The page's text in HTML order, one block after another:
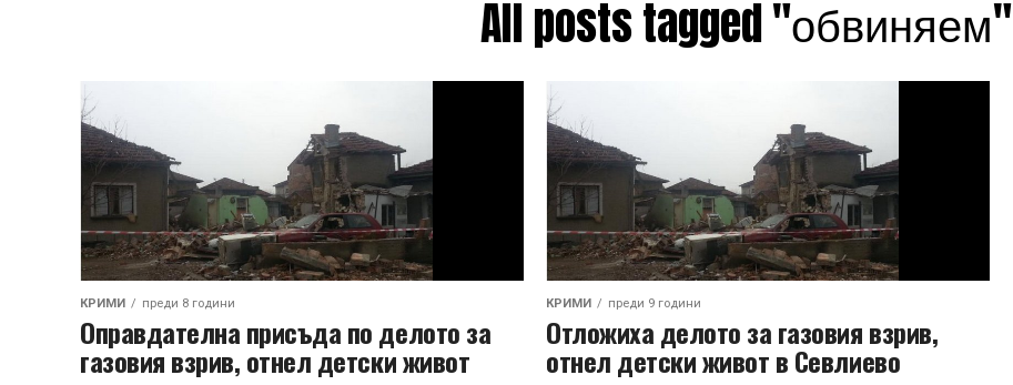
All posts tagged "обвиняем"
КРИМИ преди 8 години
Оправдателна присъда по делото за
газовия взрив, отнел детски живот
КРИМИ преди 9 години
Отложиха делото за газовия взрив,
отнел детски живот в Севлиево